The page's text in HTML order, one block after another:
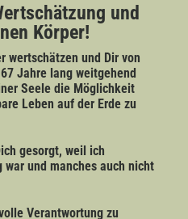
und
Körper!
wertschätzen und Dir von
Jahre lang weitgehend
Seele die Möglichkeit
Leben auf der Erde zu
gesorgt, weil ich
und manches auch nicht
Verantwortung zu